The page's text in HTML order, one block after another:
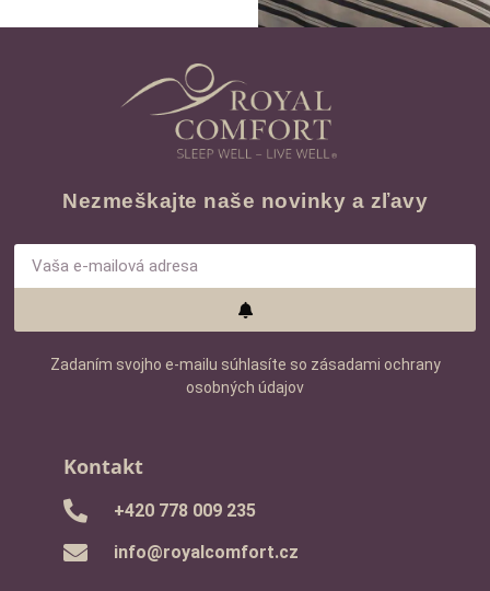
Nezmeškajte naše novinky a zľavy
Zadaním svojho e-mailu súhlasíte so zásadami ochrany
osobných údajov
Kontakt
+420 778 009 235
info@royalcomfort.cz